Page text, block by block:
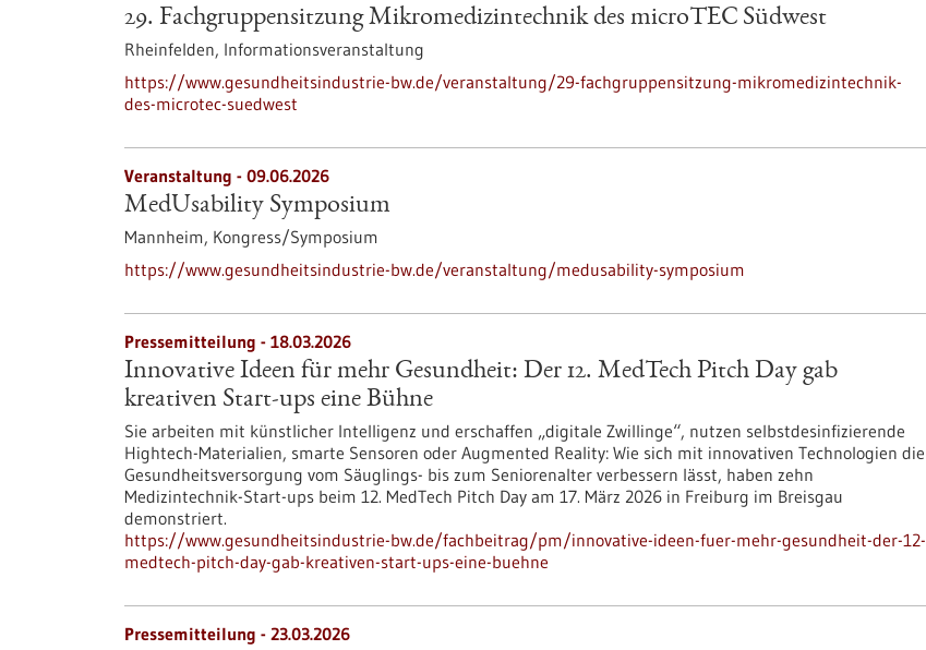
29. Fachgruppensitzung Mikromedizintechnik des microTEC Südwest
Rheinfelden, Informationsveranstaltung
https://www.gesundheitsindustrie-bw.de/veranstaltung/29-fachgruppensitzung-mikromedizintechnik-
des-microtec-suedwest
Veranstaltung - 09.06.2026
MedUsability Symposium
Mannheim, Kongress/Symposium
https://www.gesundheitsindustrie-bw.de/veranstaltung/medusability-symposium
Pressemitteilung - 18.03.2026
Innovative Ideen für mehr Gesundheit: Der 12. MedTech Pitch Day gab
kreativen Start-ups eine Bühne
Sie arbeiten mit künstlicher Intelligenz und erschaffen „digitale Zwillinge“, nutzen selbstdesinfizierende
Hightech-Materialien, smarte Sensoren oder Augmented Reality: Wie sich mit innovativen Technologien die
Gesundheitsversorgung vom Säuglings- bis zum Seniorenalter verbessern lässt, haben zehn
Medizintechnik-Start-ups beim 12. MedTech Pitch Day am 17. März 2026 in Freiburg im Breisgau
demonstriert.
https://www.gesundheitsindustrie-bw.de/fachbeitrag/pm/innovative-ideen-fuer-mehr-gesundheit-der-12-
medtech-pitch-day-gab-kreativen-start-ups-eine-buehne
Pressemitteilung - 23.03.2026